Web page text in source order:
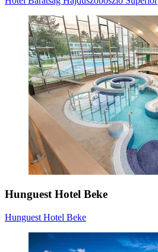
Hunguest Hotel Beke
Hunguest Hotel Beke